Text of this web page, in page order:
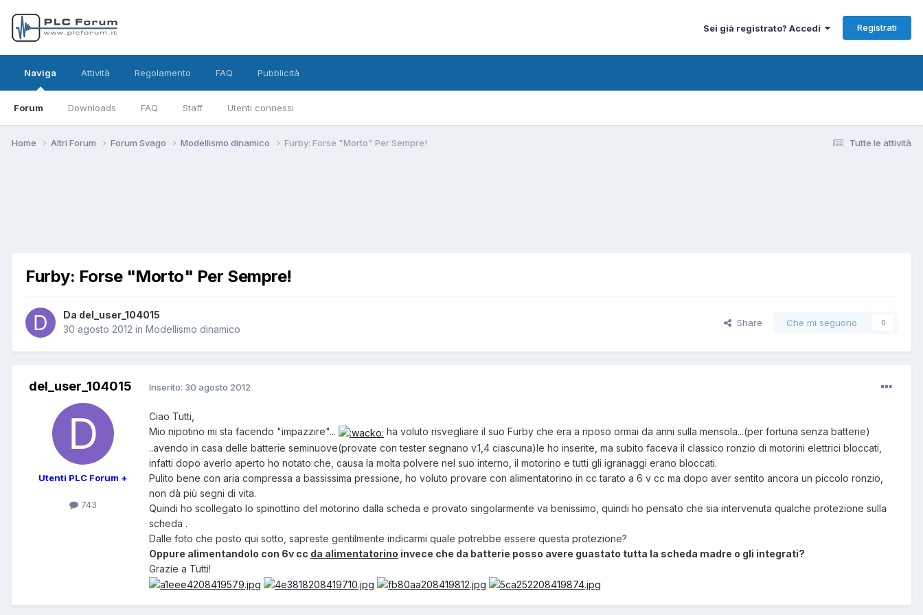
Sei già registrato? Accedi Registrati
Naviga
Forum Downloads FAQ Staff Utenti connessi
Attività Regolamento FAQ Pubblicità
Tutte le attività
Home Altri Forum Forum Svago Modellismo dinamico Furby: Forse "Morto" Per Sempre!
Furby: Forse "Morto" Per Sempre!
Da del_user_104015
30 agosto 2012 in Modellismo dinamico
Share Che mi seguono 0
del_user_104015
Utenti PLC Forum +
743
Inserito: 30 agosto 2012
Ciao Tutti,
Mio nipotino mi sta facendo "impazzire"...
ha voluto risvegliare il suo Furby che era a riposo ormai da anni sulla mensola...(per fortuna senza batterie)
..avendo in casa delle batterie seminuove(provate con tester segnano v.1,4 ciascuna)le ho inserite, ma subito faceva il classico ronzio di motorini elettrici bloccati,
infatti dopo averlo aperto ho notato che, causa la molta polvere nel suo interno, il motorino e tutti gli igranaggi erano bloccati.
Pulito bene con aria compressa a bassissima pressione, ho voluto provare con alimentatorino in cc tarato a 6 v cc ma dopo aver sentito ancora un piccolo ronzio,
non dà più segni di vita.
Quindi ho scollegato lo spinottino del motorino dalla scheda e provato singolarmente va benissimo, quindi ho pensato che sia intervenuta qualche protezione sulla
scheda .
Dalle foto che posto qui sotto, sapreste gentilmente indicarmi quale potrebbe essere questa protezione?
Oppure alimentandolo con 6v cc da alimentatorino invece che da batterie posso avere guastato tutta la scheda madre o gli integrati?
Grazie a Tutti!